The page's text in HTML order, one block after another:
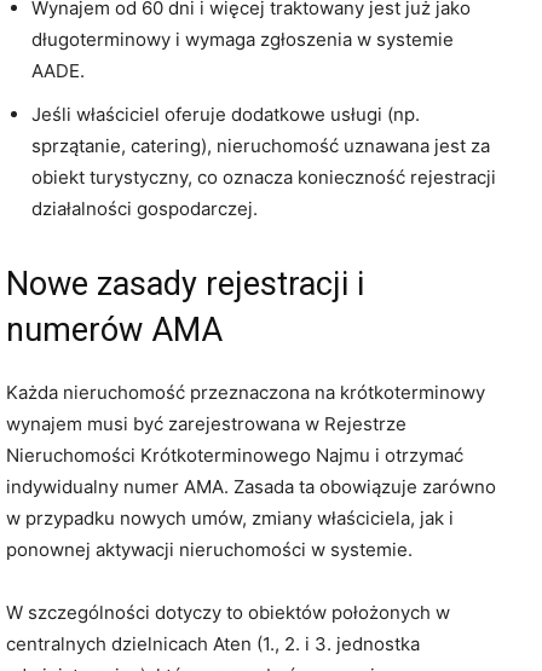
Wynajem od 60 dni i więcej traktowany jest już jako
długoterminowy i wymaga zgłoszenia w systemie
AADE.
Jeśli właściciel oferuje dodatkowe usługi (np.
sprzątanie, catering), nieruchomość uznawana jest za
obiekt turystyczny, co oznacza konieczność rejestracji
działalności gospodarczej.
Nowe zasady rejestracji i
numerów AMΑ
Każda nieruchomość przeznaczona na krótkoterminowy
wynajem musi być zarejestrowana w Rejestrze
Nieruchomości Krótkoterminowego Najmu i otrzymać
indywidualny numer AMΑ. Zasada ta obowiązuje zarówno
w przypadku nowych umów, zmiany właściciela, jak i
ponownej aktywacji nieruchomości w systemie.
W szczególności dotyczy to obiektów położonych w
centralnych dzielnicach Aten (1., 2. i 3. jednostka